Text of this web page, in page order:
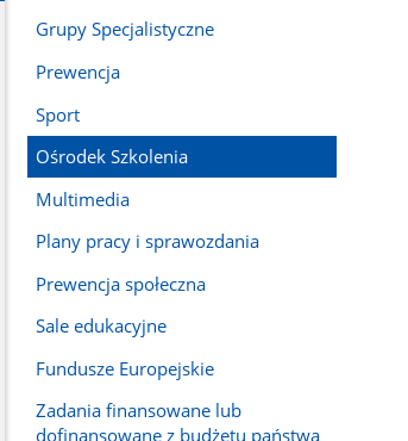
Grupy Specjalistyczne
Prewencja
Sport
Ośrodek Szkolenia
Multimedia
Plany pracy i sprawozdania
Prewencja społeczna
Sale edukacyjne
Fundusze Europejskie
Zadania finansowane lub
dofinansowane z budżetu państwa